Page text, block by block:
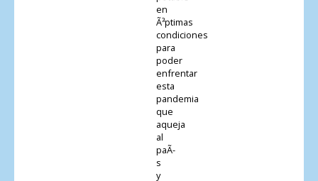
en
Ã³ptimas
condiciones
para
poder
enfrentar
esta
pandemia
que
aqueja
al
paÃ­
s
y